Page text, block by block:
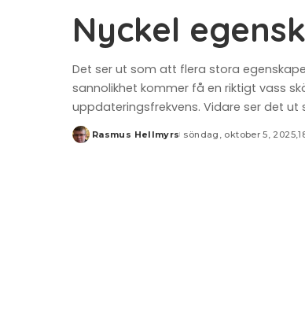
Nyckel
Det ser ut som att flera stora
sannolikhet kommer få en riktigt vass
uppdateringsfrekvens. Vidare ser det
Posted
Rasmus Hellmyrs söndag, oktober 5,